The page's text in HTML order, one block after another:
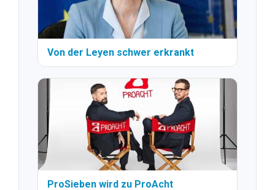
Von der Leyen schwer erkrankt
ProSieben wird zu ProAcht